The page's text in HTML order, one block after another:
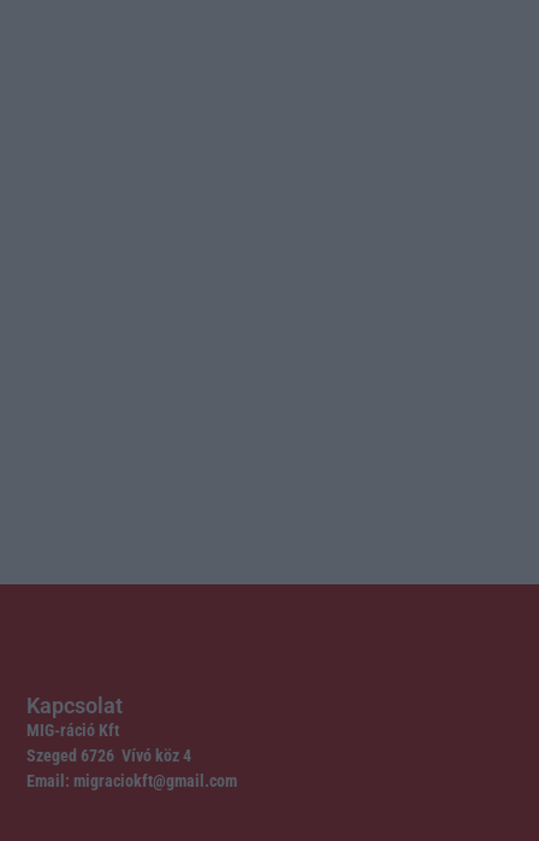
Kapcsolat
MIG-ráció Kft
Szeged 6726 Vívó köz 4
Email: migraciokft@gmail.com